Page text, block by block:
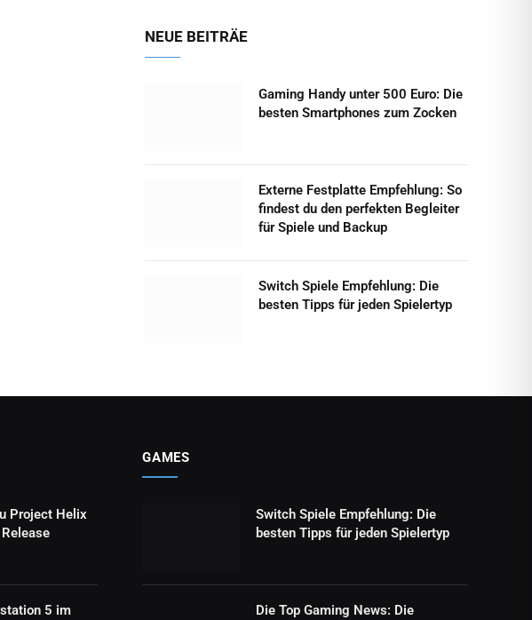
NEUE BEITRÄE
Gaming Handy unter 500 Euro: Die
besten Smartphones zum Zocken
Externe Festplatte Empfehlung: So
findest du den perfekten Begleiter
für Spiele und Backup
Switch Spiele Empfehlung: Die
besten Tipps für jeden Spielertyp
Project Helix
5 im
GAMES
Switch Spiele Empfehlung: Die
besten Tipps für jeden Spielertyp
Die Top Gaming News: Die